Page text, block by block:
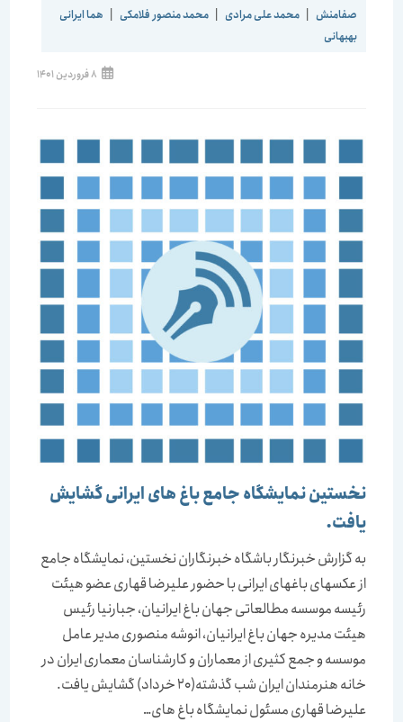
صفامنش | محمد علی مرادی | محمد منصور فلامکی |
هما ایرانی
بهبهانی
نوشته
منتشر
8 فروردین 1401
نخستین نمایشگاه جامع باغ های ایرانی گشایش
یافت.
به گزارش خبرنگار باشگاه خبرنگاران نخستین، نمایشگاه جامع
از عكسهای باغهای ایرانی با حضور علیرضا قهاری عضو هیئت
رئیسه موسسه مطالعاتی جهان باغ ایرانیان، جبارنیا رئیس
هیئت مدیره جهان باغ ایرانیان، انوشه منصوری مدیر عامل
موسسه و جمع كثیری از معماران و كارشناسان معماری ایران در
خانه هنرمندان ایران شب گذشته(20 خرداد) گشایش یافت.
علیرضا قهاری مسئول نمایشگاه باغ های…